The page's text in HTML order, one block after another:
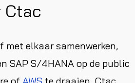
Ctac
elkaar samenwerken,
SAP S/4HANA op de public